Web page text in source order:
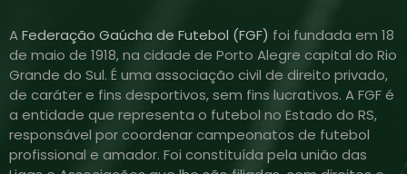
AFederação Gaúcha de Futebol (FGF) foi fundada em 18
de maio de 1918, na cidade de Porto Alegre capital do Rio
Grande do Sul. É uma associação civil de direito privado,
de caráter e fins desportivos, sem fins lucrativos. A FGF é
a entidade que representa o futebol no Estado do RS,
responsável por coordenar campeonatos de futebol
profissional e amador. Foi constituída pela união das